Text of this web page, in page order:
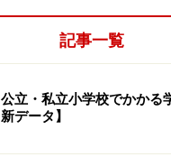
記事一覧
公立・私立小学校でかかる
新データ】